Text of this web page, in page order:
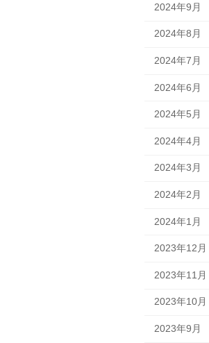
2024年9月
2024年8月
2024年7月
2024年6月
2024年5月
2024年4月
2024年3月
2024年2月
2024年1月
2023年12月
2023年11月
2023年10月
2023年9月